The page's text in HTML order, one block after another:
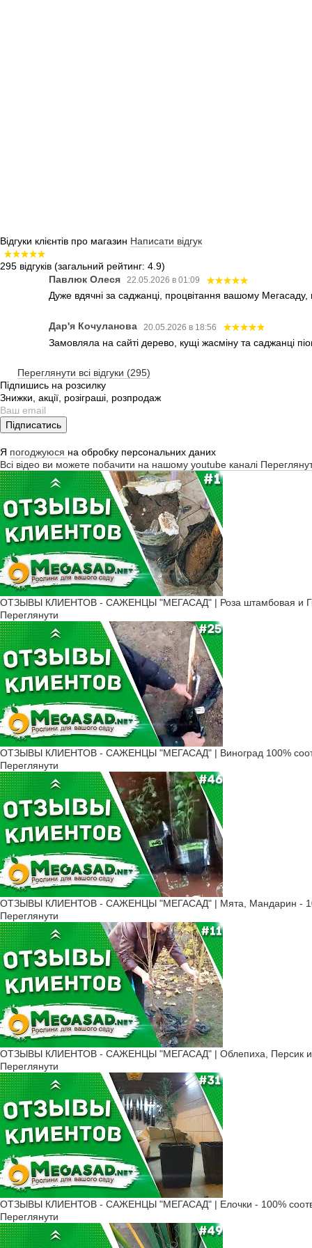
Відгуки клієнтів про магазин Написати відгук
295 відгуків (загальний рейтинг: 4.9)
Павлюк Олеся
22.05.2026 в 01:09
Дуже вдячні за саджанці, процвітання вашому
Дар'я Кочуланова 20.05.2026 в 18:56
Замовляла на сайті дерево, кущі жасміну та саджанці
Переглянути всі відгуки (295)
Підпишись на розсилку
Знижки, акції, розіграші, розпродаж
Підписатись
Я погоджуюся на обробку персональних даних
Всі відео ви можете побачити на нашому youtube каналі
ОТЗЫВЫ КЛИЕНТОВ - САЖЕНЦЫ "МЕГАСАД" | Роза штамбовая и
Переглянути
ОТЗЫВЫ КЛИЕНТОВ - САЖЕНЦЫ "МЕГАСАД" | Виноград 100%
Переглянути
ОТЗЫВЫ КЛИЕНТОВ - САЖЕНЦЫ "МЕГАСАД" | Мята, Мандарин -
Переглянути
ОТЗЫВЫ КЛИЕНТОВ - САЖЕНЦЫ "МЕГАСАД" | Облепиха, Персик и
Переглянути
ОТЗЫВЫ КЛИЕНТОВ - САЖЕНЦЫ "МЕГАСАД" | Елочки - 100%
Переглянути